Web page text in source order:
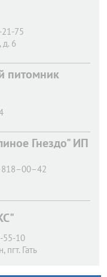
75
д. 6
питомник
Гнездо" ИП
55-10
Гать